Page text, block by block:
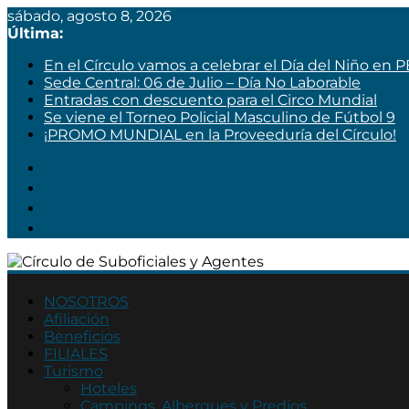
sábado, agosto 8, 2026
Última:
En el Círculo vamos a celebrar el Día del Niño en
Sede Central: 06 de Julio – Día No Laborable
Entradas con descuento para el Circo Mundial
Se viene el Torneo Policial Masculino de Fútbol 9
¡PROMO MUNDIAL en la Proveeduría del Círculo!
Círculo
de
Suboficiales
Agentes
Asociación
NOSOTROS
Afiliación
Beneficios
FILIALES
Turismo
Hoteles